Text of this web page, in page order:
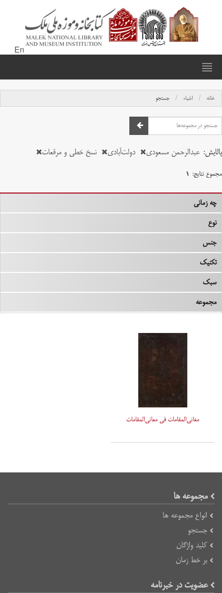
En
خانه اشیاء جستجو
پالایش: عبدالرحمن مسعودی دولت‌آبادی نسخ خطی و مرقعات
مجموع نتایج: ۱
چه زمانی
نوع
جنس
تکنیک
سبک
مجموعه
مغانی‌المقامات فی معانی‌المقامات
مجموعه ها
انواع مجموعه ها
جستجو
کلید واژگان
بر خط زمان
عضویت در خبرنامه